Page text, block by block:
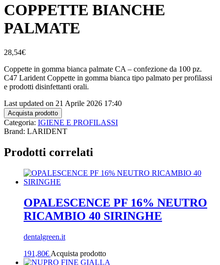
COPPETTE BIANCHE
PALMATE
28,54€
Coppette in gomma bianca palmate CA – confezione da 100 pz.
C47 Larident Coppette in gomma bianca tipo palmato per profilassi
e prodotti disinfettanti orali.
Last updated on 21 Aprile 2026 17:40
Acquista prodotto
Categoria: IGIENE E PROFILASSI
Brand: LARIDENT
Prodotti correlati
OPALESCENCE PF 16% NEUTRO
RICAMBIO 40 SIRINGHE
dentalgreen.it
191,80€ Acquista prodotto